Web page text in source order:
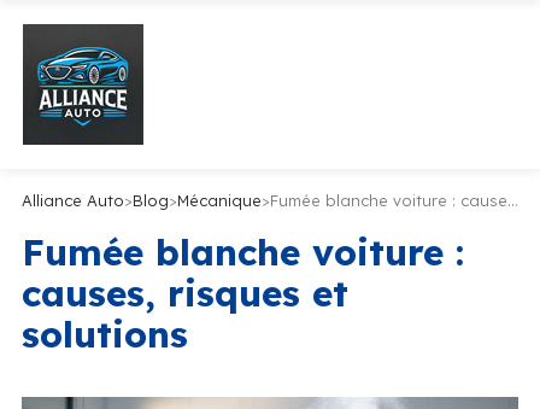
Alliance Auto>Blog>Mécanique> Fumée blanche voiture : causes, risques et solutions
Fumée blanche voiture :
causes, risques et
solutions